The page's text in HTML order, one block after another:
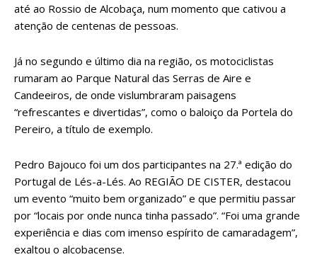
até ao Rossio de Alcobaça, num momento que cativou a
atenção de centenas de pessoas.
Já no segundo e último dia na região, os motociclistas
rumaram ao Parque Natural das Serras de Aire e
Candeeiros, de onde vislumbraram paisagens
“refrescantes e divertidas”, como o baloiço da Portela do
Pereiro, a título de exemplo.
Pedro Bajouco foi um dos participantes na 27.ª edição do
Portugal de Lés-a-Lés. Ao REGIÃO DE CISTER, destacou
um evento “muito bem organizado” e que permitiu passar
por “locais por onde nunca tinha passado”. “Foi uma grande
experiência e dias com imenso espírito de camaradagem”,
exaltou o alcobacense.